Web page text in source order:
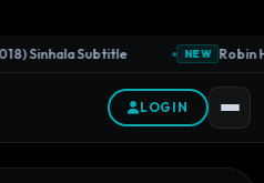
Sinhala Subtitle NEW Robin
LOGIN